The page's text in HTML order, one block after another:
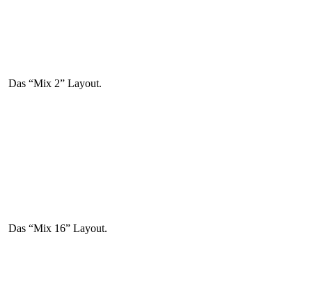
Das “Mix 2” Layout.
Das “Mix 16” Layout.